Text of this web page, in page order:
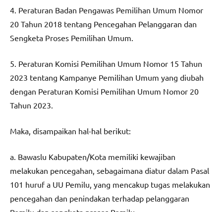
4. Peraturan Badan Pengawas Pemilihan Umum Nomor
20 Tahun 2018 tentang Pencegahan Pelanggaran dan
Sengketa Proses Pemilihan Umum.
5. Peraturan Komisi Pemilihan Umum Nomor 15 Tahun
2023 tentang Kampanye Pemilihan Umum yang diubah
dengan Peraturan Komisi Pemilihan Umum Nomor 20
Tahun 2023.
Maka, disampaikan hal-hal berikut:
a. Bawaslu Kabupaten/Kota memiliki kewajiban
melakukan pencegahan, sebagaimana diatur dalam Pasal
101 huruf a UU Pemilu, yang mencakup tugas melakukan
pencegahan dan penindakan terhadap pelanggaran